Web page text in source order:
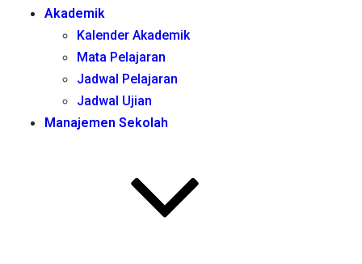
Akademik
Kalender Akademik
Mata Pelajaran
Jadwal Pelajaran
Jadwal Ujian
Manajemen Sekolah